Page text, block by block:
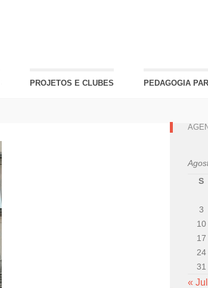
PROJETOS E CLUBES PEDAGOGIA
S
3
10
17
24
31
« Jul